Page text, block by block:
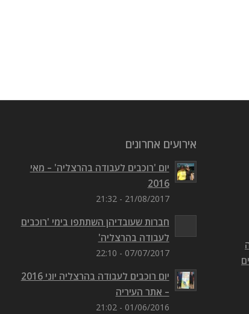
אירועים אחרונים
יום 'רוכבים לעבודה בהרצליה' – מאי
2016
21/08/2017 - 21:32
חברות שעובדיהן השתתפו בימי 'רוכבים
לעבודה בהרצליה'
07/07/2017 - 22:10
יום רוכבים לעבודה בהרצליה יוני 2016
– אתר העיריה
01/06/2016 - 21:02